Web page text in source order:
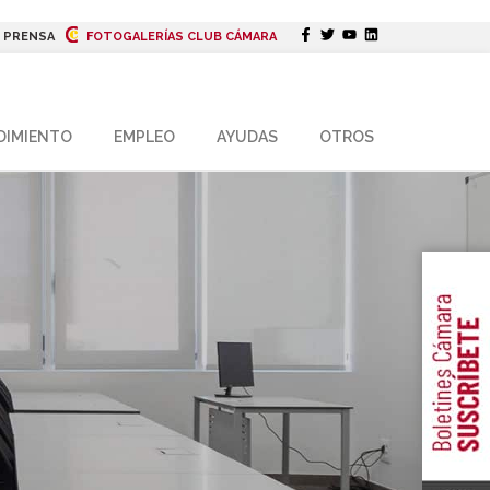
PRENSA FOTOGALERÍAS CLUB CÁMARA
EMPLEO AYUDAS OTROS